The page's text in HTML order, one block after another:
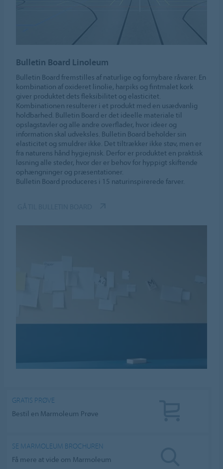
Bulletin Board Linoleum
Bulletin Board fremstilles af naturlige og fornybare råvarer. En
kombination af oxideret linolie, harpiks og fintmalet kork
giver produktet dets fleksibilitet og elasticitet.
Kombinationen resulterer i et produkt med en usædvanlig
holdbarhed. Bulletin Board er det ideelle materiale til
opslagstavler og alle andre overflader, hvor ideer og
information skal udveksles. Bulletin Board beholder sin
elasticitet og smuldrer ikke. Det tiltrækker ikke støv, men er
fra naturens hånd hygiejnisk. Derfor er produktet en praktisk
løsning alle steder, hvor der er behov for hyppigt skiftende
ophængninger og præsentationer.
Bulletin Board produceres i 15 naturinspirerede farver.
GRATIS PRØVE
Bestil en Marmoleum Prøve
SE MARMOLEUM BROCHUREN
Få mere at vide om Marmoleum